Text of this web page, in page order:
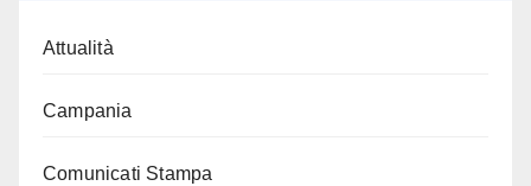
Attualità
Campania
Comunicati Stampa